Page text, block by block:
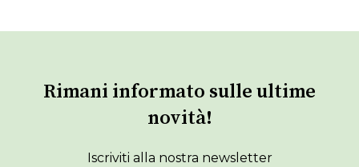
Rimani informato sulle ultime
novità!
Iscriviti alla nostra newsletter